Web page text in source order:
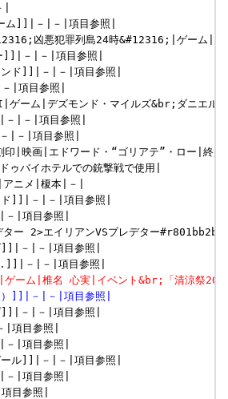
ム]]|－|－|項目参照|
凶悪犯罪列島24時&#12316;|ゲーム
]]|－|－|項目参照|
ンド]]|－|－|項目参照|
|項目参照|
ーム|デズモンド・マイルズ&br;ダニエル
|－|項目参照|
|－|項目参照|
印|映画|エドワード・“ゴリアテ”・ロー|終
バイホテルでの銃撃戦で使用|
|アニメ|榎本|－|
ド]]|－|－|項目参照|
|項目参照|
ター 2>エイリアンVSプレデター
]]|－|－|項目参照|
|ゲーム|椎名 心実|イベント&br;「清涼祭
）]]|－|－|項目参照|
]]|－|－|項目参照|
目参照|
|項目参照|
ール]]|－|－|項目参照|
|項目参照|
目参照|